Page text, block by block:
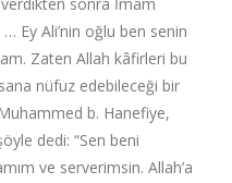
Ey Ali’nin oğlu ben senin
Zaten Allah kâfirleri bu
nüfuz edebileceği bir
b. Hanefiye,
dedi: “Sen beni
ve serverimsin. Allah’a